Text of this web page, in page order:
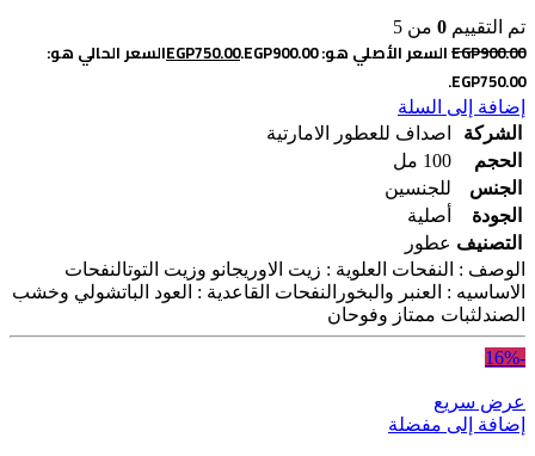
تم التقييم 0 من 5
EGP900.00 السعر الأصلي هو: EGP900.00. EGP750.00
السعر الحالي هو:
EGP750.00.
إضافة إلى السلة
الشركة
اصداف للعطور الامارتية
الحجم
100 مل
الجنس
للجنسين
الجودة
أصلية
التصنيف عطور
الوصف : النفحات العلوية : زيت الاوريجانو وزيت التوتالنفحات
الاساسيه : العنبر والبخورالنفحات القاعدية : العود الباتشولي وخشب
الصندلثبات ممتاز وفوحان
-16%
عرض سريع
إضافة إلى مفضلة